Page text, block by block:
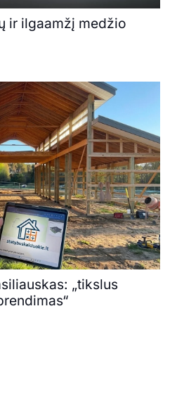
ir ilgaamžį medžio
„tikslus